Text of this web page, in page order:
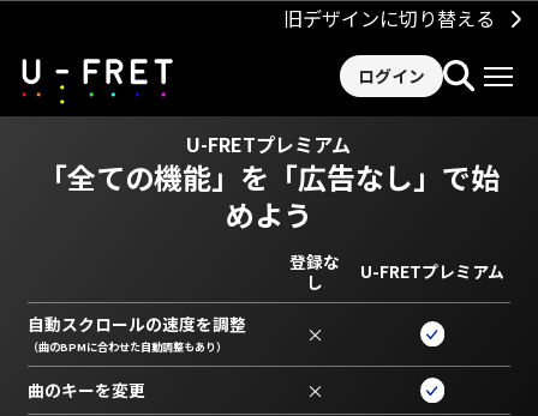
旧デザインに切り替える
ログイン
U-FRETプレミアム
「全ての機能」を 「広告なし」で始
めよう
登録な
し
U-FRETプレミアム
自動スクロールの速度を調整
（曲のBPMに合わせた自動調整もあり） ×
曲のキーを変更 ×